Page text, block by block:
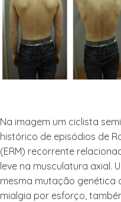
Na imagem um ciclista
histórico de episódios de
(ERM) recorrente
leve na musculatura axial.
mesma mutação genética
mialgia por esforço,